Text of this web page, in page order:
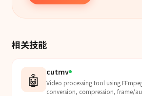
相关技能
🤖 cutmv
Video processing tool using
conversion, compression, frame/